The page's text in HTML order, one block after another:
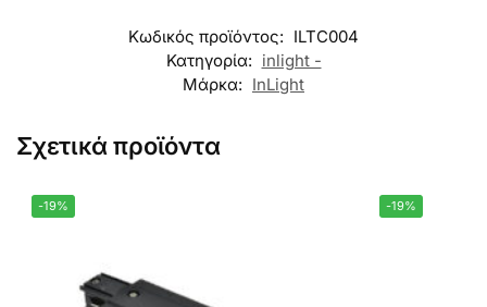
Κωδικός προϊόντος: ILTC004
Κατηγορία: inlight -
Μάρκα: InLight
Σχετικά προϊόντα
-19% -19%